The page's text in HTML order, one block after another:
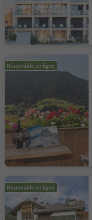
Réservable en ligne
Réservable en ligne